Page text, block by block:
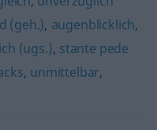
(geh.), augenblicklich,
(ugs.), stante pede
, unmittelbar,